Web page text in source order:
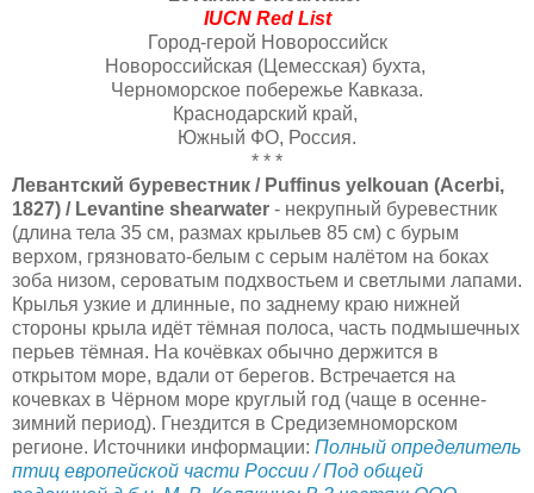
IUCN Red List
Город-герой Новороссийск
Новороссийская (Цемесская) бухта,
Черноморское побережье Кавказа.
Краснодарский край,
Южный ФО, Россия.
* * *
Левантский буревестник / Puffinus yelkouan (Acerbi,
1827) / Levantine shearwater - некрупный буревестник
(длина тела 35 см, размах крыльев 85 см) с бурым
верхом, грязновато-белым с серым налётом на боках
зоба низом, сероватым подхвостьем и светлыми лапами.
Крылья узкие и длинные, по заднему краю нижней
стороны крыла идёт тёмная полоса, часть подмышечных
перьев тёмная. На кочёвках обычно держится в
открытом море, вдали от берегов. Встречается на
кочевках в Чёрном море круглый год (чаще в осенне-
зимний период). Гнездится в Средиземноморском
регионе. Источники информации: Полный определитель
птиц европейской части России / Под общей